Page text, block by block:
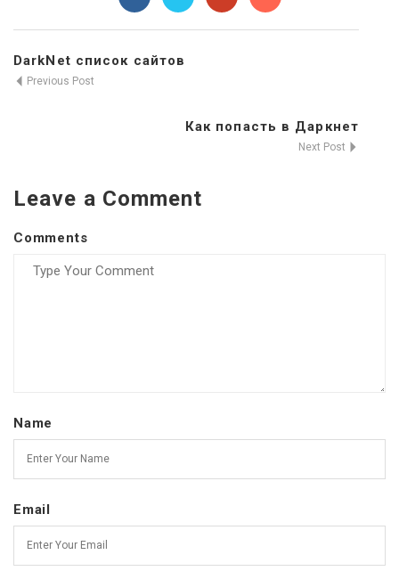
DarkNet список сайтов
Previous Post
Как попасть в Даркнет
Next Post
Leave a Comment
Comments
Name
Email